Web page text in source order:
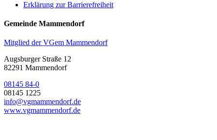
Erklärung zur Barrierefreiheit
Gemeinde Mammendorf
Mitglied der VGem Mammendorf
Augsburger Straße 12
82291 Mammendorf
08145 84-0
08145 1225
info@vgmammendorf.de
www.vgmammendorf.de